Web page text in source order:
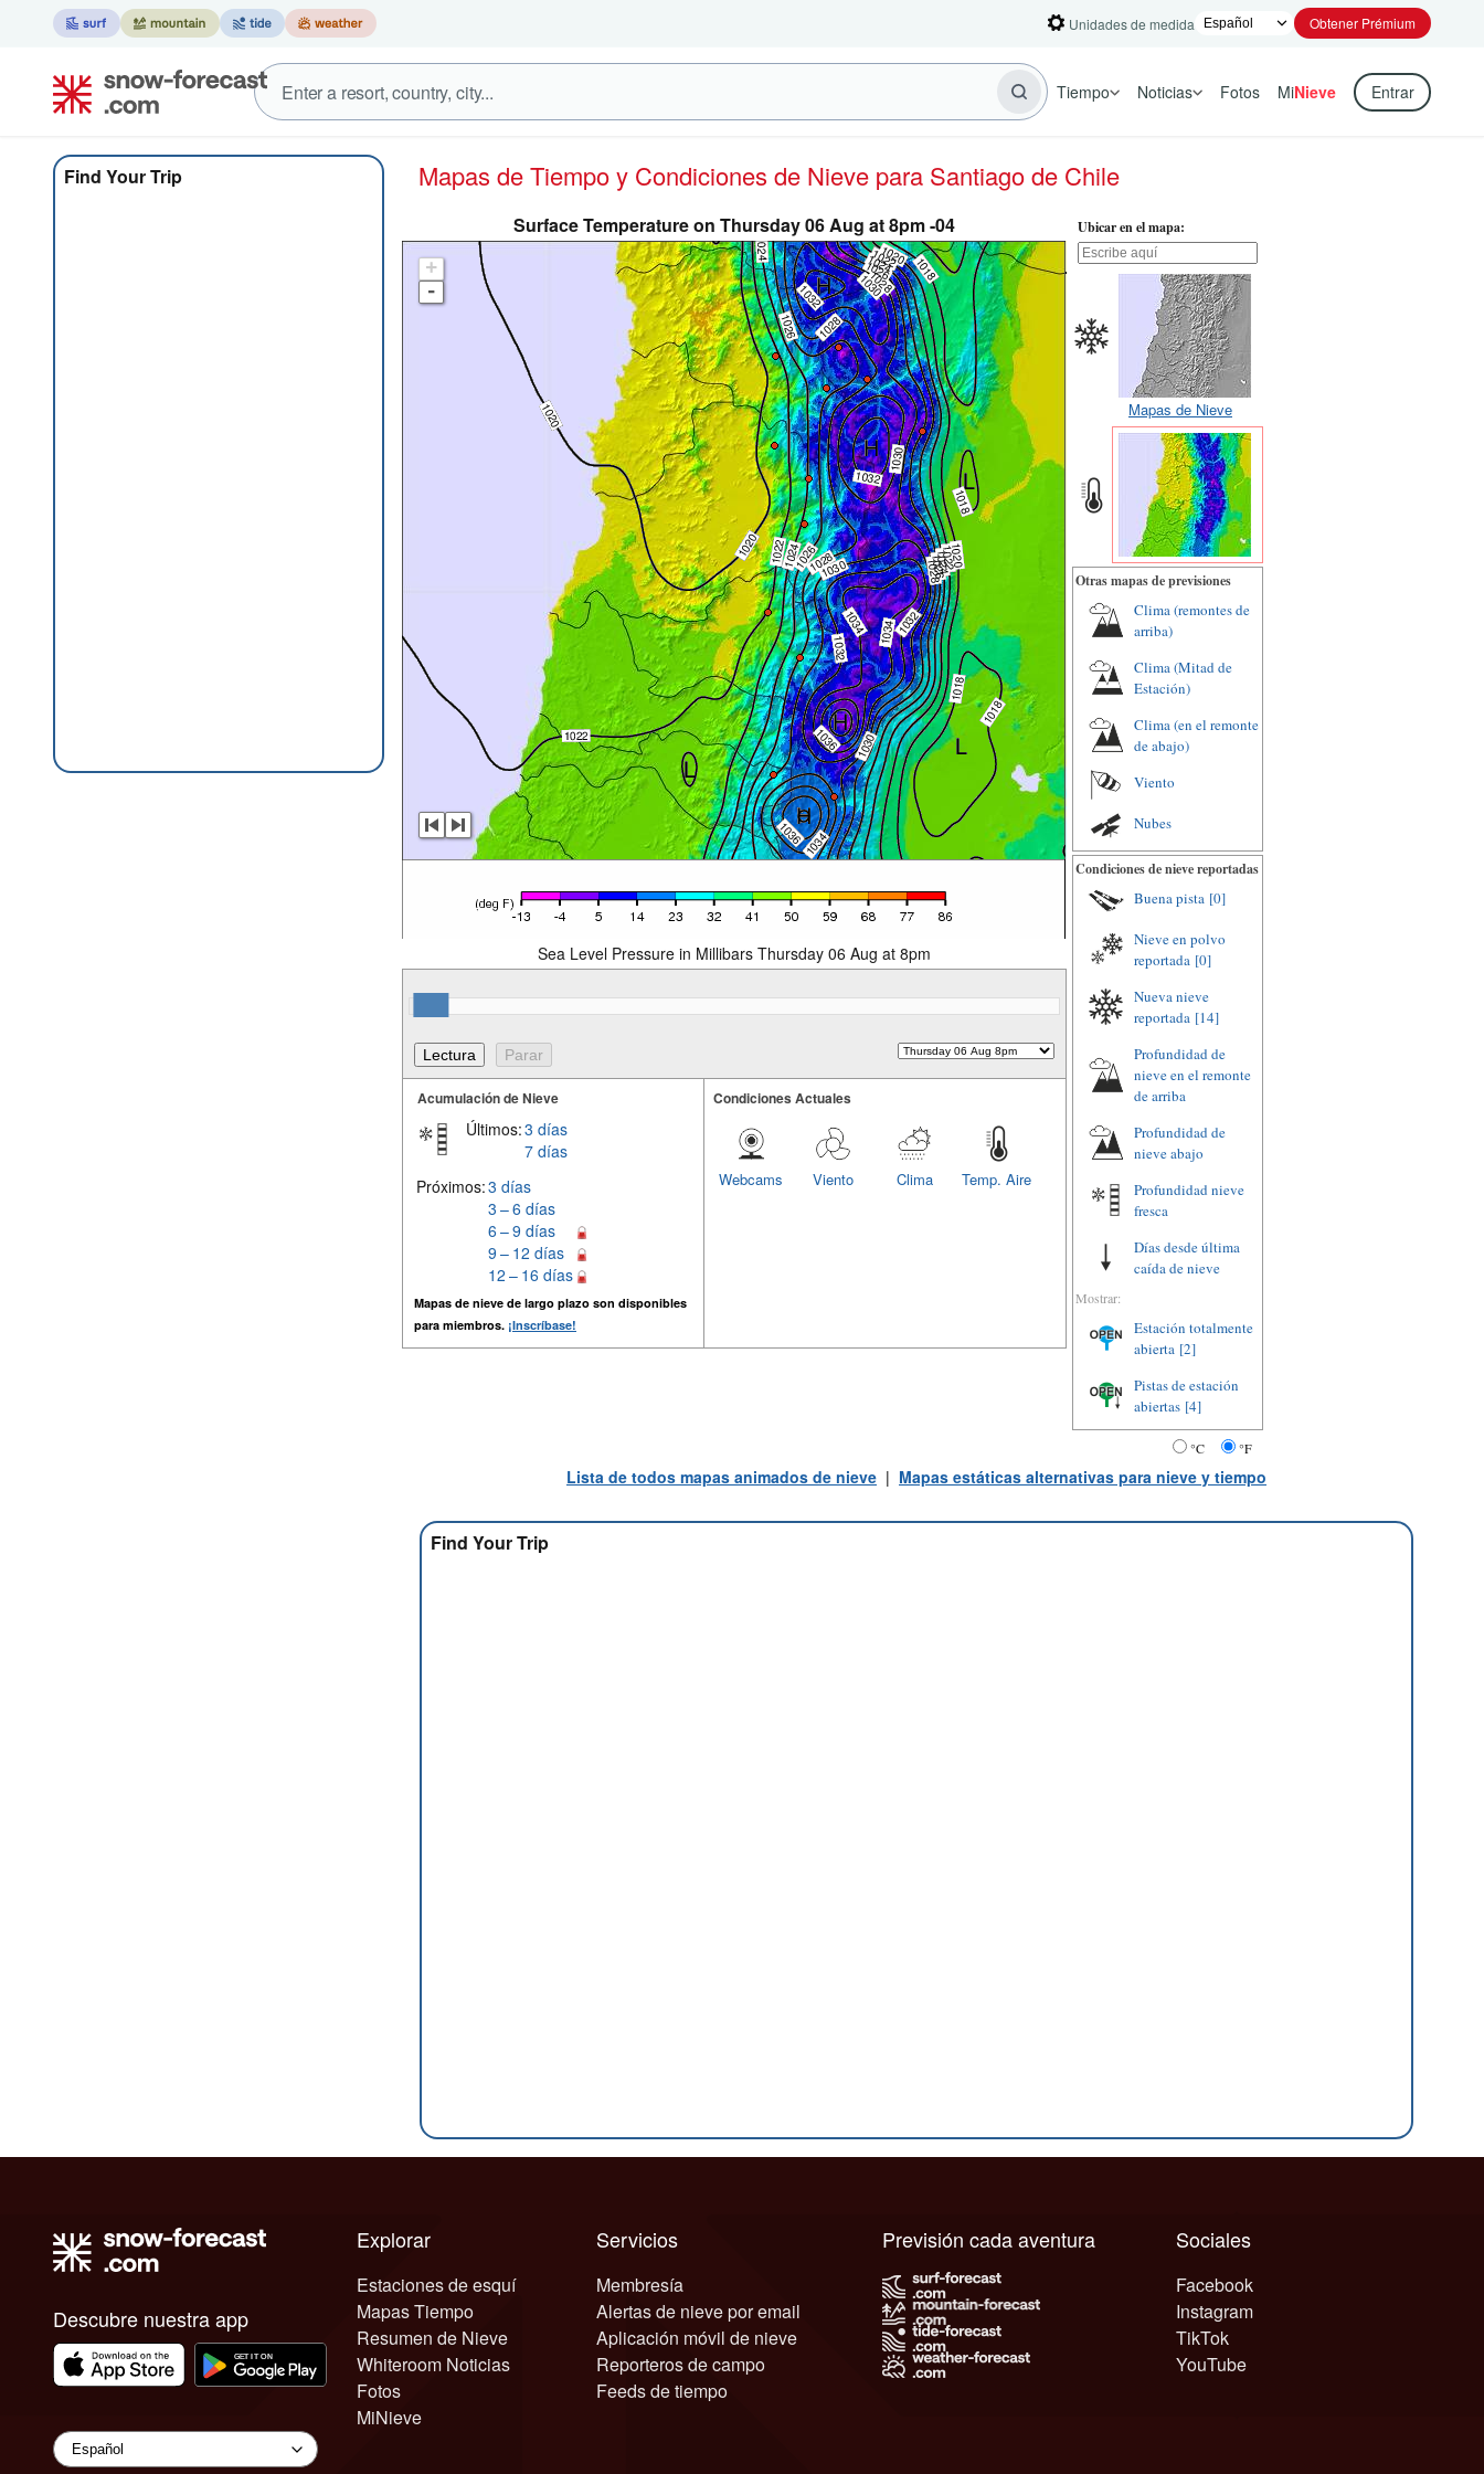
Unidades de medida Obtener Prémium
Tiempo Noticias Fotos MiNieve Entrar
Find Your Trip Mapas de Tiempo y Condiciones de Nieve para Santiago de Chile
Surface Temperature on Thursday 06 Aug at 8pm -04
+
-
Sea Level Pressure in Millibars Thursday 06 Aug at 8pm
Acumulación de Nieve
Últimos:3 días
7 días
Próximos:3 días
3 – 6 días
6 – 9 días
9 – 12 días
12 – 16 días
Mapas de nieve de largo plazo son disponibles
para miembros. ¡Inscríbase!
Condiciones Actuales
Temp. Aire
Clima
Viento
Webcams
Ubicar en el mapa:
Mapas de Nieve
Otras mapas de previsiones
Clima (remontes de
arriba)
Clima (Mitad de
Estación)
Clima (en el remonte
de abajo)
Viento
Nubes
Condiciones de nieve reportadas
Buena pista [0]
Nieve en polvo
reportada [0]
Nueva nieve
reportada [14]
Profundidad de
nieve en el remonte
de arriba
Profundidad de
nieve abajo
Profundidad nieve
fresca
Días desde última
caída de nieve
Mostrar:
Estación totalmente
abierta [2]
Pistas de estación
abiertas [4]
°C °F
Lista de todos mapas animados de nieve | Mapas estáticas alternativas para nieve y tiempo
Find Your Trip
Descubre nuestra app
Explorar
Estaciones de esquí
Mapas Tiempo
Resumen de Nieve
Whiteroom Noticias
Fotos
MiNieve
Servicios
Membresía
Alertas de nieve por email
Aplicación móvil de nieve
Reporteros de campo
Feeds de tiempo
Sociales
Facebook
Instagram
TikTok
YouTube
Previsión cada aventura